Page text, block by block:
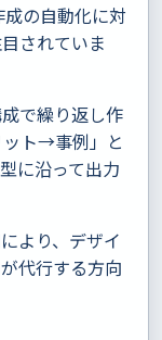
の自動化に対
されていま
で繰り返し作
ト→事例」と
に沿って出力
より、デザイ
代行する方向